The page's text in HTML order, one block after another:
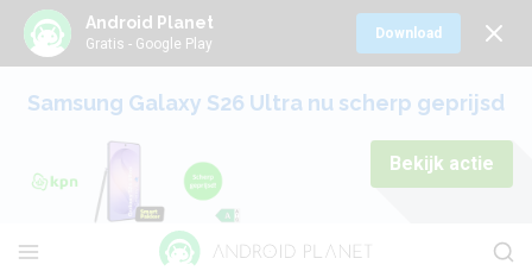
Android Planet
Gratis - Google Play
Download
Samsung Galaxy S26 Ultra nu scherp geprijsd
Bekijk actie